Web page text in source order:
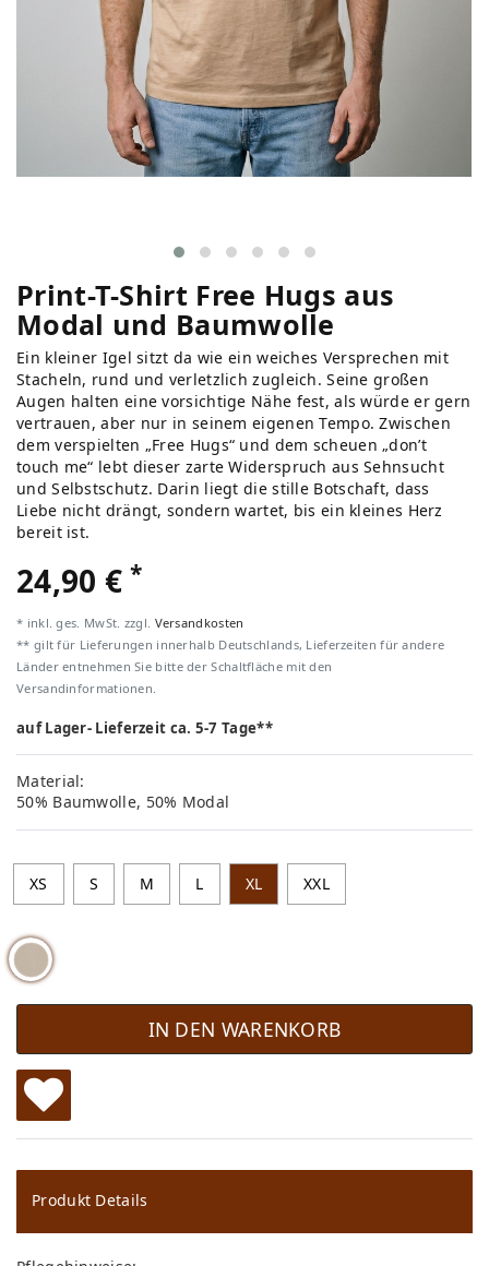
Print-T-Shirt Free Hugs aus
Modal und Baumwolle
Ein kleiner Igel sitzt da wie ein weiches Versprechen mit
Stacheln, rund und verletzlich zugleich. Seine großen
Augen halten eine vorsichtige Nähe fest, als würde er gern
vertrauen, aber nur in seinem eigenen Tempo. Zwischen
dem verspielten „Free Hugs“ und dem scheuen „don’t
touch me“ lebt dieser zarte Widerspruch aus Sehnsucht
und Selbstschutz. Darin liegt die stille Botschaft, dass
Liebe nicht drängt, sondern wartet, bis ein kleines Herz
bereit ist.
24,90 €*
* inkl. ges. MwSt. zzgl. Versandkosten
** gilt für Lieferungen innerhalb Deutschlands, Lieferzeiten für andere
Länder entnehmen Sie bitte der Schaltfläche mit den
Versandinformationen.
auf Lager- Lieferzeit ca. 5-7 Tage**
Material:
50% Baumwolle, 50% Modal
XS S M L XL XXL
IN DEN WARENKORB
W
u
ns
ch
Produkt Details